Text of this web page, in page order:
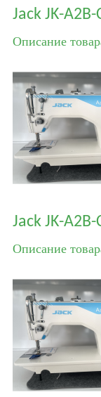
Jack JK-
Описание
Jack JK-
Описание